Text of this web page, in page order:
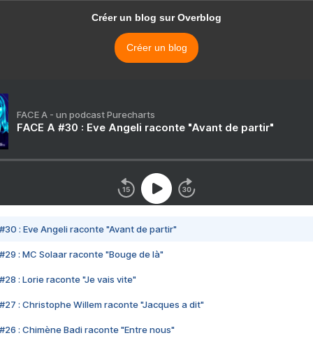
Créer un blog sur Overblog
Créer un blog
FACE A - un podcast Purecharts
FACE A #30 : Eve Angeli raconte "Avant de partir"
#30 : Eve Angeli raconte "Avant de partir"
#29 : MC Solaar raconte "Bouge de là"
#28 : Lorie raconte "Je vais vite"
#27 : Christophe Willem raconte "Jacques a dit"
#26 : Chimène Badi raconte "Entre nous"